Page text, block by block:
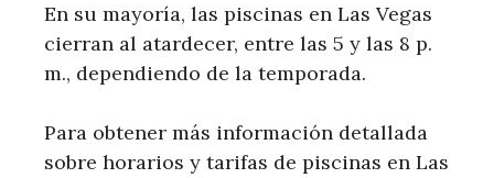
En su mayoría, las ‍piscinas en Las Vegas
cierran⁣ al atardecer, ⁢entre las 5 y las ‍8 p.
m., dependiendo de la temporada.
Para obtener más información detallada
sobre​ horarios y tarifas de piscinas en Las​